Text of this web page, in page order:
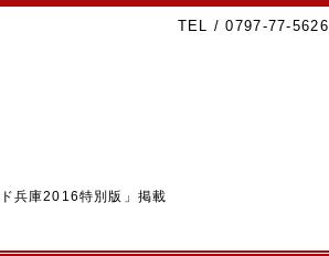
TEL / 0797-77-5626
兵庫2016特別版」掲載